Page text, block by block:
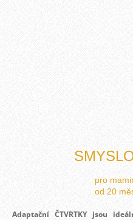
pro
od 20
Adaptační ČTVRTKY jsou